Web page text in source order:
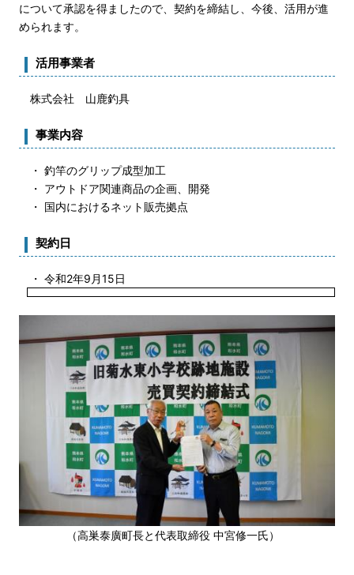
について承認を得ましたので、契約を締結し、今後、活用が進
められます。
活用事業者
株式会社 山鹿釣具
事業内容
・ 釣竿のグリップ成型加工
・ アウトドア関連商品の企画、開発
・ 国内におけるネット販売拠点
契約日
・ 令和2年9月15日
（高巣泰廣町長と代表取締役 中宮修一氏）